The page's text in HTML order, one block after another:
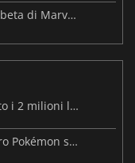
PlayStation Network in tilt durante la beta di Marvel Tōkon
Resident Evil: Veronica ha già superato i 2 milioni liste dei desideri
Beast of Reincarnation: lo studio dietro Pokémon su una nuova strada